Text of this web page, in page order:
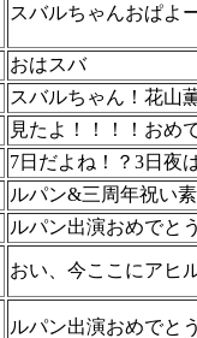
スバルちゃんおぱよ
おはスバ
スバルちゃん！花山
見たよ！！！！おめ
7日だよね！？3日夜
ルパン&三周年祝い
ルパン出演おめでと
おい、今ここにアヒ
ルパン出演おめでと